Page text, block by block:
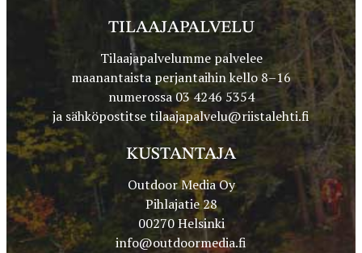
TILAAJAPALVELU
Tilaajapalvelumme palvelee
maanantaista perjantaihin kello 8–16
numerossa 03 4246 5354
ja sähköpostitsetilaajapalvelu@riistalehti.fi
KUSTANTAJA
Outdoor Media Oy
Pihlajatie 28
00270 Helsinki
info@outdoormedia.fi